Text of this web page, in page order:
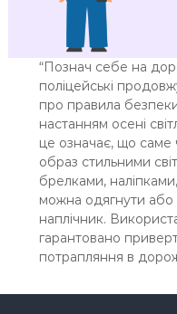
“Познач себе на
поліцейські
про правила
настанням осені
це означає, що саме
образ стильними
брелками,
можна одягнути або
наплічник.
гарантовано
потрапляння в